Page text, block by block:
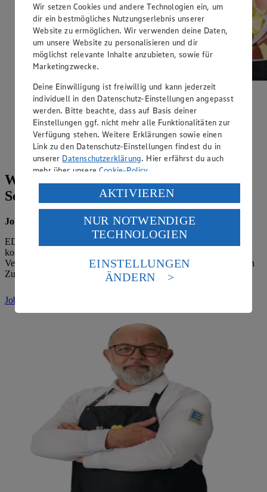
Sommerfrische auf dem Teller
Jetzt wird’s bunt: knackige Sommersalate und erfrischende
Drink-Rezepte!
Jetzt entdecken
Wir suchen dich – Jobs bei E. Simon &
Sohn OHG!
Jobs
EDEKA bietet dir Sicherheit, Entwicklungsmöglichkeiten und ein
kollegiales Miteinander. Werde Teil eines starken Teams mit
Verantwortung, Regionalität und echter Perspektive – heute und in
Zukunft.
Jobs ansehen
Wir setzen Cookies und andere Technologien ein, um
dir ein bestmögliches Nutzungserlebnis unserer
Website zu ermöglichen. Wir verwenden deine Daten,
um unsere Website zu personalisieren und dir
möglichst relevante Inhalte anzubieten, sowie für
Marketingzwecke.
Deine Einwilligung ist freiwillig und kann jederzeit
individuell in den Datenschutz-Einstellungen angepasst
werden. Bitte beachte, dass auf Basis deiner
Einstellungen ggf. nicht mehr alle Funktionalitäten zur
Verfügung stehen. Weitere Erklärungen sowie einen
Link zu den Datenschutz-Einstellungen findest du in
unserer Datenschutzerklärung. Hier erfährst du auch
mehr über unsereCookie-Policy.
Verarbeitung deiner personenbezogenen Daten in den
USA durch Facebook und YouTube:
Wenn du auf „Aktivieren“ klickst, willigst du im Sinne
des Art. 49 Abs. 1 Satz 1 lit. a) DSGVO ein, dass deine
Daten in den USA verarbeitet werden. Der EuGH sieht
die USA als Land mit einem nach europäischen
Standards nicht angemessenen Datenschutzniveau an.
Es besteht das Risiko eines Zugriffs durch US-
Informationen zum Herausgeber der Seite findest du
AKTIVIEREN
NUR NOTWENDIGE
TECHNOLOGIEN
EINSTELLUNGEN
ÄNDERN